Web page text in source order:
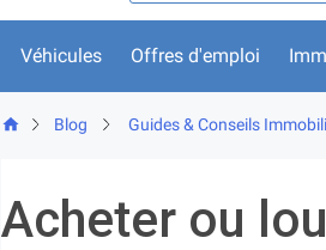
Véhicules Offres d'emploi
Blog Guides & Conseils
Acheter ou